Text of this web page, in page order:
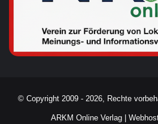
© Copyright 2009 - 2026, Rechte
ARKM Online Verlag